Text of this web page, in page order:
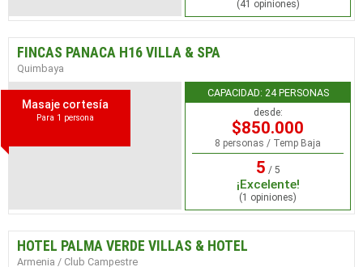
(41 opiniones)
Masaje cortesía
Para 1 persona
FINCAS PANACA H16 VILLA & SPA
Quimbaya
CAPACIDAD: 24 PERSONAS
desde:
$850.000
8 personas / Temp Baja
5 / 5
¡Excelente!
(1 opiniones)
HOTEL PALMA VERDE VILLAS & HOTEL
Armenia / Club Campestre